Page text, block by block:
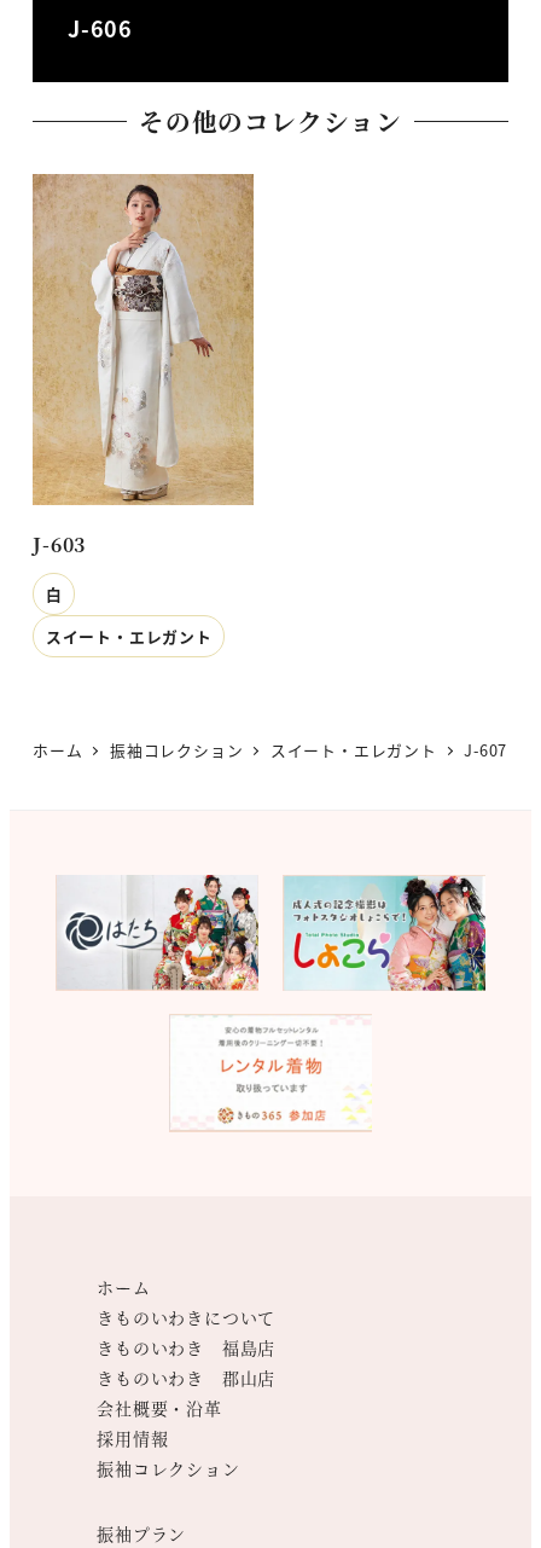
J-606
その他のコレクション
J-603
白
スイート・エレガント
ホーム 振袖コレクション スイート・エレガント J-607
ホーム
きものいわきについて
きものいわき 福島店
きものいわき 郡山店
会社概要・沿革
採用情報
振袖コレクション
振袖プラン